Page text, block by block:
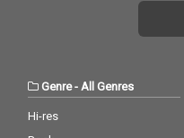
Genre-All Genres
Hi-res